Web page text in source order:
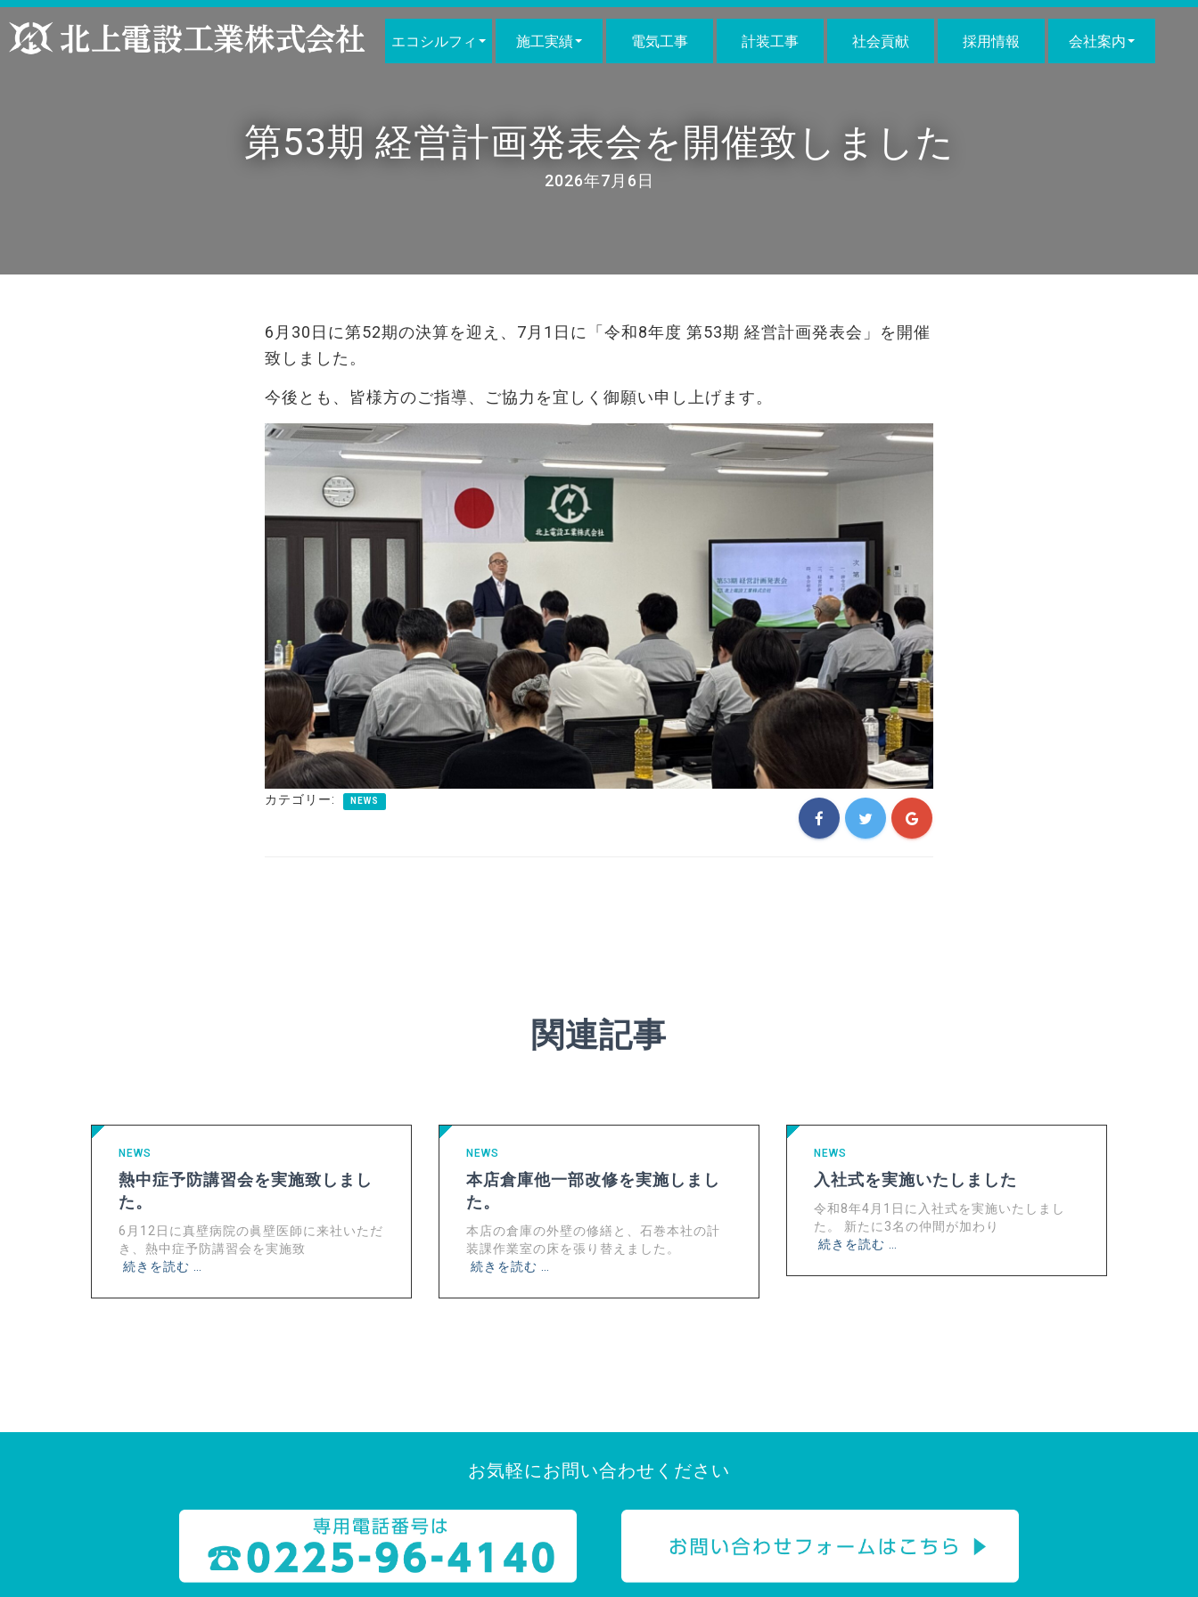
エコシルフィ 施工実績 電気工事 計装工事 社会貢献 採用情報 会社案内
第53期 経営計画発表会を開催致しました
2026年7月6日
6月30日に第52期の決算を迎え、7月1日に「令和8年度 第53期 経営計画発表会」を開催
致しました。
今後とも、皆様方のご指導、ご協力を宜しく御願い申し上げます。
カテゴリー: NEWS
関連記事
NEWS
熱中症予防講習会を実施致しまし
た。
6月12日に真壁病院の眞壁医師に来社いただ
き、熱中症予防講習会を実施致
続きを読む …
NEWS
本店倉庫他一部改修を実施しまし
た。
本店の倉庫の外壁の修繕と、石巻本社の計
装課作業室の床を張り替えました。
続きを読む …
NEWS
入社式を実施いたしました
令和8年4月1日に入社式を実施いたしまし
た。 新たに3名の仲間が加わり
続きを読む …
お気軽にお問い合わせください